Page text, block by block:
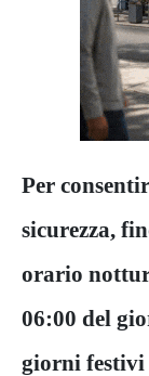
Per
sicurezza,
orario
06:00 del
giorni festivi